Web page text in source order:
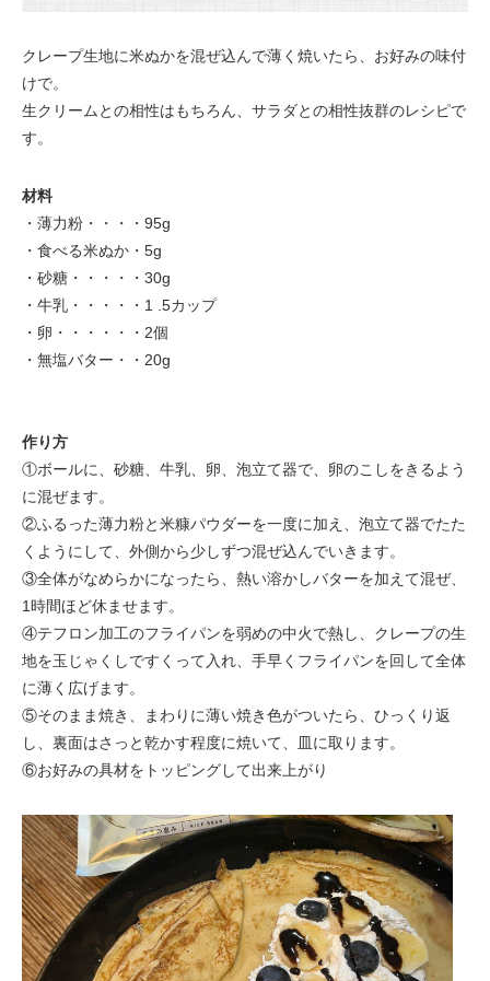
クレープ生地に米ぬかを混ぜ込んで薄く焼いたら、お好みの味付
けで。
生クリームとの相性はもちろん、サラダとの相性抜群のレシピで
す。
材料
・薄力粉・・・・95g
・食べる米ぬか・5g
・砂糖・・・・・30g
・牛乳・・・・・1 .5カップ
・卵・・・・・・2個
・無塩バター・・20g
作り方
①ボールに、砂糖、牛乳、卵、泡立て器で、卵のこしをきるよう
に混ぜます。
②ふるった薄力粉と米糠パウダーを一度に加え、泡立て器でたた
くようにして、外側から少しずつ混ぜ込んでいきます。
③全体がなめらかになったら、熱い溶かしバターを加えて混ぜ、
1時間ほど休ませます。
④テフロン加工のフライパンを弱めの中火で熱し、クレープの生
地を玉じゃくしですくって入れ、手早くフライパンを回して全体
に薄く広げます。
⑤そのまま焼き、まわりに薄い焼き色がついたら、ひっくり返
し、裏面はさっと乾かす程度に焼いて、皿に取ります。
⑥お好みの具材をトッピングして出来上がり